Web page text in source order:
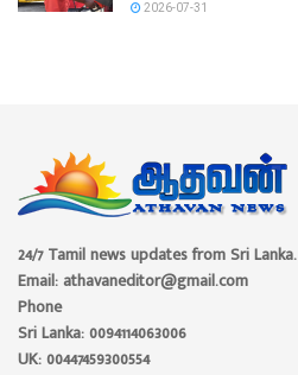
2026-07-31
24/7 Tamil news updates from Sri Lanka.
Email: athavaneditor@gmail.com
Phone
Sri Lanka: 0094114063006
UK: 00447459300554